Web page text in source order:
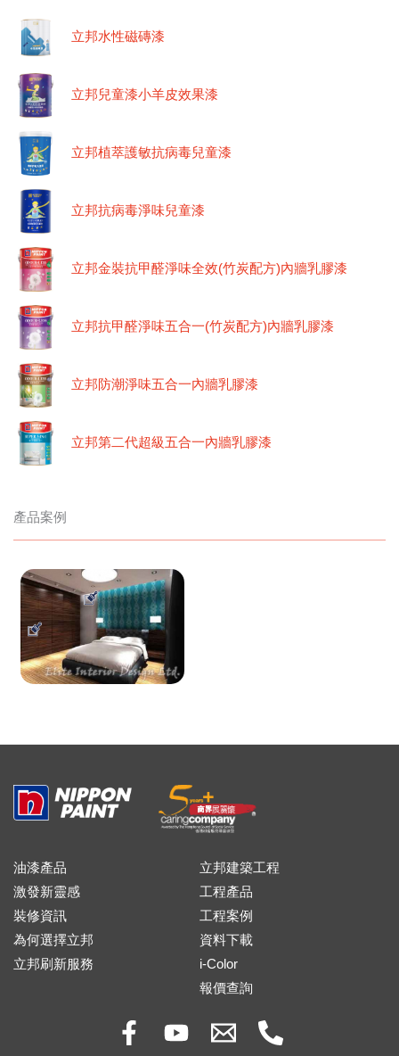
立邦水性磁磚漆
立邦兒童漆小羊皮效果漆
立邦植萃護敏抗病毒兒童漆
立邦抗病毒淨味兒童漆
立邦金裝抗甲醛淨味全效(竹炭配方)內牆乳膠漆
立邦抗甲醛淨味五合一(竹炭配方)內牆乳膠漆
立邦防潮淨味五合一內牆乳膠漆
立邦第二代超級五合一內牆乳膠漆
產品案例
油漆產品
激發新靈感
裝修資訊
為何選擇立邦
立邦刷新服務
立邦建築工程
工程產品
工程案例
資料下載
i-Color
報價查詢